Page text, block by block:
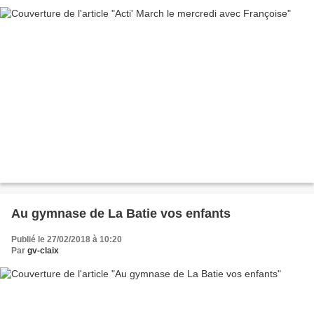
Au gymnase de La Batie vos enfants
Publié le 27/02/2018 à 10:20
Par gv-claix